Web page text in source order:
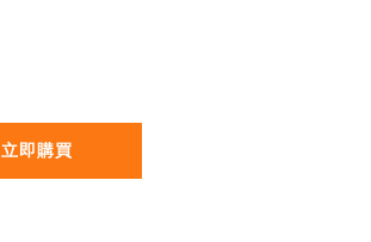
立即購買